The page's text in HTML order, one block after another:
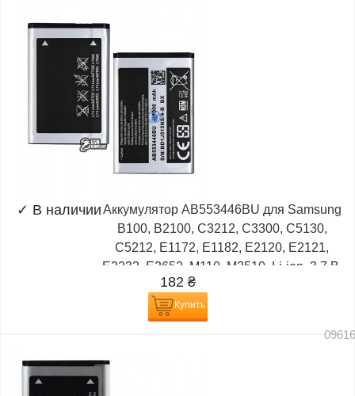
✓ В наличииАккумулятор AB553446BU для Samsung
B100, B2100, C3212, C3300, C5130,
C5212, E1172, E1182, E2120, E2121,
E2232, E2652, M110, M2510, Li-ion, 3,7 В,
182 ₴
Купить